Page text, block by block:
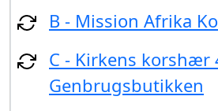
B - Mission Afrika
C - Kirkens korshær
Genbrugsbutikken